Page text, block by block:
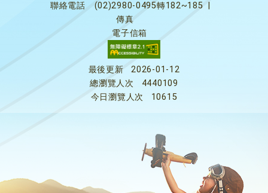
聯絡電話
(02)2980-0495轉182~185
傳真
電子信箱
最後更新
2026-01-12
總瀏覽人次
4440109
今日瀏覽人次
10615